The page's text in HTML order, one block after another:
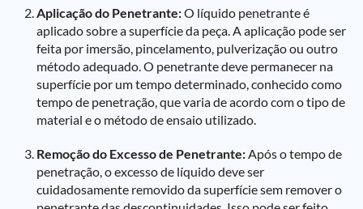
Aplicação do Penetrante:O líquido penetrante é
aplicado sobre a superfície da peça. A aplicação pode ser
feita por imersão, pincelamento, pulverização ou outro
método adequado. O penetrante deve permanecer na
superfície por um tempo determinado, conhecido como
tempo de penetração, que varia de acordo com o tipo de
material e o método de ensaio utilizado.
Remoção do Excesso de Penetrante:Após o tempo de
penetração, o excesso de líquido deve ser
cuidadosamente removido da superfície sem remover o